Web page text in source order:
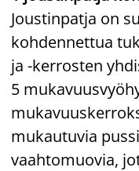
Joustinpatja on
kohdennettua
ja -kerrosten
5
mukautuvia
vaahtomuovia,